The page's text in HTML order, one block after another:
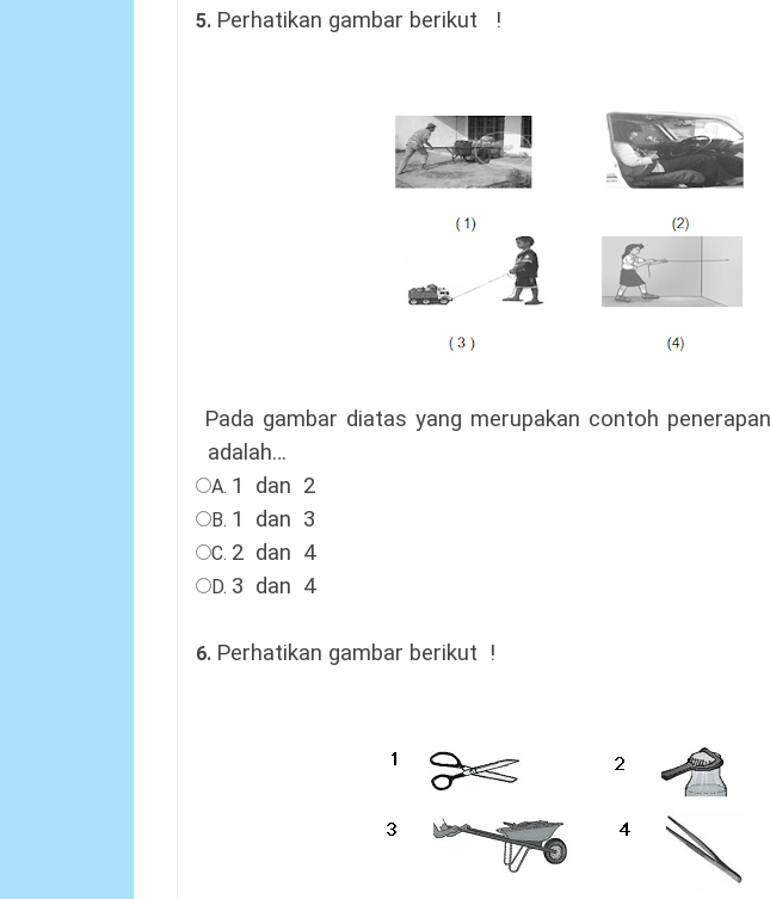
5. Perhatikan gambar berikut !
Pada gambar diatas yang merupakan contoh
adalah…
A. 1 dan 2
B. 1 dan 3
C. 2 dan 4
D. 3 dan 4
6. Perhatikan gambar berikut !